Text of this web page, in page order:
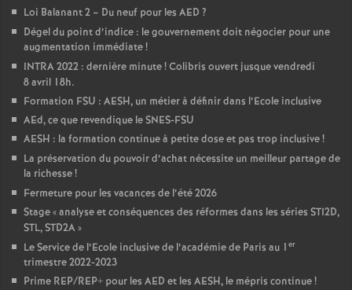
Loi Balanant 2 – Du neuf pour les AED ?
Dégel du point d’indice : le gouvernement doit négocier pour une
augmentation immédiate!
INTRA 2022 : dernière minute! Colibris ouvert jusque vendredi
8 avril 18h.
Formation FSU : AESH, un métier à définir dans l’Ecole inclusive
AEd, ce que revendique le SNES-FSU
AESH : la formation continue à petite dose et pas trop inclusive!
La préservation du pouvoir d’achat nécessite un meilleur partage de
la richesse!
Fermeture pour les vacances de l’été 2026
Stage «analyse et conséquences des réformes dans les séries STI2D,
STL, STD2A»
Le Service de l’Ecole inclusive de l’académie de Paris au 1 er
trimestre 2022-2023
Prime REP/REP+ pour les AED et les AESH, le mépris continue!